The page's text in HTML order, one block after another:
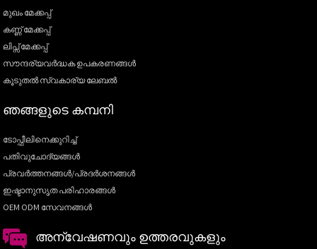
മുഖം മേക്കപ്പ്
കണ്ണ് മേക്കപ്പ്
ലിപ്സ് മേക്കപ്പ്
സൗന്ദര്യവർദ്ധക ഉപകരണങ്ങൾ
കൂടുതൽ സ്വകാര്യ ലേബൽ
ഞങ്ങളുടെ കമ്പനി
ടോപ്ഫീലിനെക്കുറിച്ച്
പതിവുചോദ്യങ്ങൾ
പ്രവർത്തനങ്ങൾ/പ്രദർശനങ്ങൾ
ഇഷ്ടാനുസൃത പരിഹാരങ്ങൾ
OEM ODM സേവനങ്ങൾ
അന്വേഷണവും ഉത്തരവുകളും